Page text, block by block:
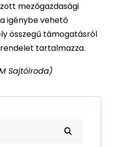
mezőgazdasági
igénybe vehető
összegű támogatásról
rendelet tartalmazza.
Sajtóiroda)